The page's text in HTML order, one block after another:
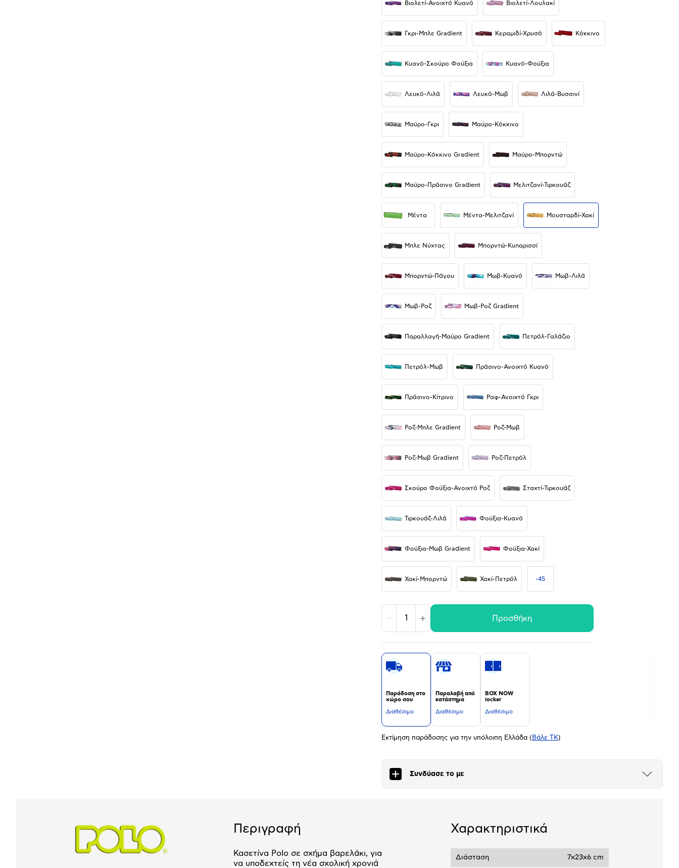
Βιολετί-Ανοιχτό Κυανό Βιολετί-Λουλακί
Γκρι-Μπλε Gradient Κεραμιδί-Χρυσό Κόκκινο
Κυανό-Σκούρο Φούξια Κυανό-Φούξια
Λευκό-Λιλά Λευκό-Μωβ Λιλά-Βυσσινί
Μαύρο-Γκρι Μαύρο-Κόκκινο
Μαύρο-Κόκκινο Gradient Μαύρο-Μπορντώ
Μαύρο-Πράσινο Gradient Μελιτζανί-Τιρκουάζ
Μέντα Μέντα-Μελιτζανί Μουσταρδί-Χακί
Μπλε Νύχτας Μπορντώ-Κυπαρισσί
Μπορντώ-Πάγου Μωβ-Κυανό Μωβ-Λιλά
Μωβ-Ροζ Μωβ-Ροζ Gradient
Παραλλαγή-Μαύρο Gradient Πετρόλ-Γαλάζιο
Πετρόλ-Μωβ Πράσινο-Ανοιχτό Κυανό
Πράσινο-Κίτρινο Ραφ-Ανοιχτό Γκρι
Ροζ-Μπλε Gradient Ροζ-Μωβ
Ροζ-Μωβ Gradient Ροζ-Πετρόλ
Σκούρο Φούξια-Ανοιχτό Ροζ Σταχτί-Τιρκουάζ
Τιρκουάζ-Λιλά Φούξια-Κυανό
Φούξια-Μωβ Gradient Φούξια-Χακί
Χακί-Μπορντώ Χακί-Πετρόλ -45
Μείωση Αύξηση Προσθήκη
Παράδοση στο
χώρο σου
Διαθέσιμο
Παραλαβή από
κατάστημα
Διαθέσιμο
BOX NOW
locker
Διαθέσιμο
Εκτίμηση παράδοσης για την υπόλοιπη Ελλάδα ( Βάλε ΤΚ)
Συνδύασε το με
Άνοιξε
Περιγραφή
Κασετίνα Polo σε σχήμα βαρελάκι, για
να υποδεχτείς τη νέα σχολική χρονιά
Χαρακτηριστικά
Διάσταση 7x23x6 cm